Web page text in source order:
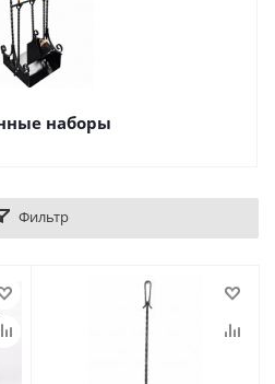
наборы
Фильтр